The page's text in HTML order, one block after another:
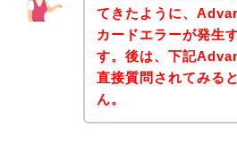
てきたように、
カードエラーが発生
す。後は、下記
直接質問されてみる
ん。